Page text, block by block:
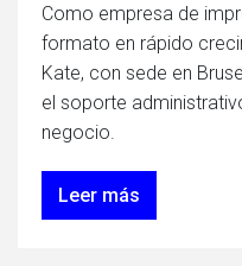
Como empresa de
formato en rápido
Kate, con sede en
el soporte
negocio.
Leer más